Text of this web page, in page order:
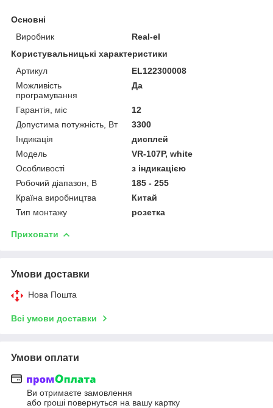
Основні
Виробник
Real-el
Користувальницькі характеристики
Артикул
EL122300008
Можливість
програмування
Да
Гарантія, міс
12
Допустима потужність, Вт
3300
Індикація
дисплей
Мoдель
VR-107P, white
Особливості
з індикацією
Робочий діапазон, В
185 - 255
Країна виробництва
Китай
Тип монтажу
розетка
Приховати
Умови доставки
Нова Пошта
Всі умови доставки
Умови оплати
Ви отримаєте замовлення
або гроші повернуться на вашу картку